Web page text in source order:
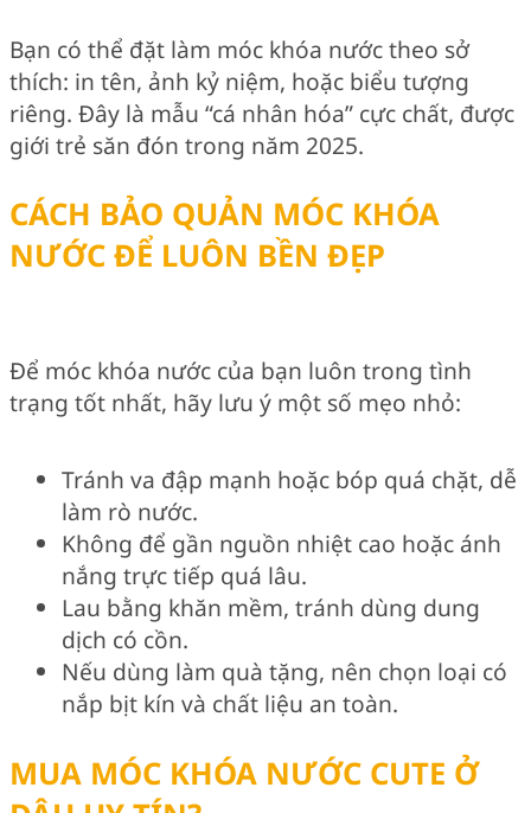
Bạn có thể đặt làm móc khóa nước theo sở
thích: in tên, ảnh kỷ niệm, hoặc biểu tượng
riêng. Đây là mẫu “cá nhân hóa” cực chất, được
giới trẻ săn đón trong năm 2025.
CÁCH BẢO QUẢN MÓC KHÓA
NƯỚC ĐỂ LUÔN BỀN ĐẸP
Để móc khóa nước của bạn luôn trong tình
trạng tốt nhất, hãy lưu ý một số mẹo nhỏ:
Tránh va đập mạnh hoặc bóp quá chặt, dễ
làm rò nước.
Không để gần nguồn nhiệt cao hoặc ánh
nắng trực tiếp quá lâu.
Lau bằng khăn mềm, tránh dùng dung
dịch có cồn.
Nếu dùng làm quà tặng, nên chọn loại có
nắp bịt kín và chất liệu an toàn.
MUA MÓC KHÓA NƯỚC CUTE Ở